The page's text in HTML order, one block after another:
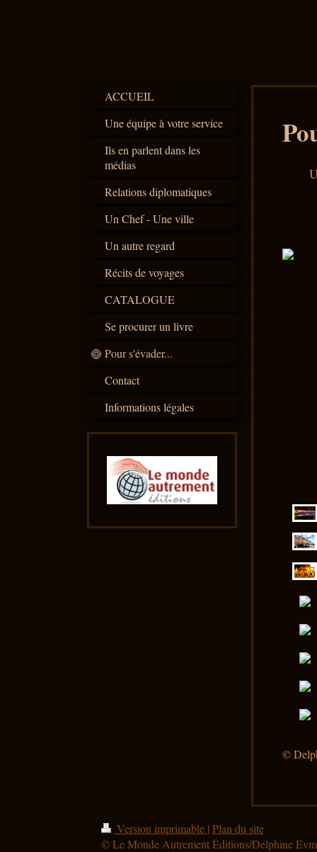
ACCUEIL
Une équipe à votre service
Ils en parlent dans les
médias
Relations diplomatiques
Un Chef - Une ville
Un autre regard
Récits de voyages
CATALOGUE
Se procurer un livre
Pour s'évader...
Contact
Informations légales
©
Version imprimable | Plan du site
© Le Monde Autrement Éditions/Delphine